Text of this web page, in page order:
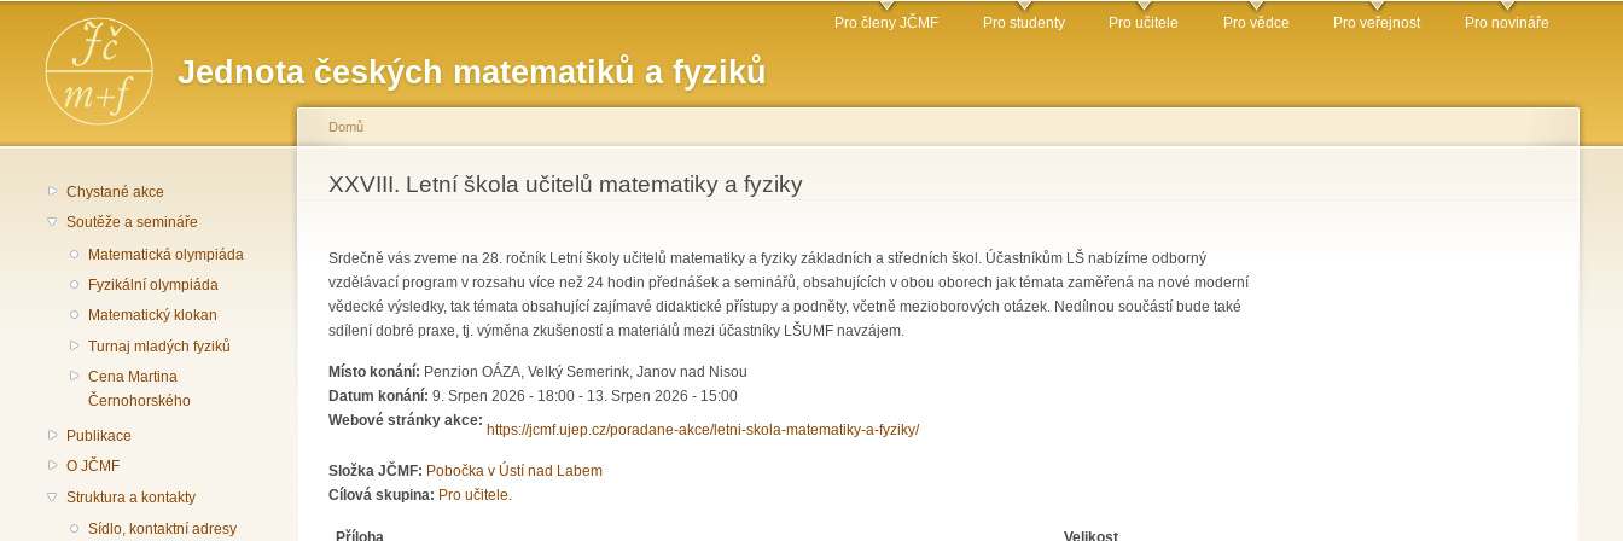
obsahu
Jednota českých matematiků a fyziků
Hlavní menu Pro členy JČMF Pro studenty Pro učitele Pro vědce Pro veřejnost Pro novináře
Chystané akce
Soutěže a semináře
Matematická olympiáda
Fyzikální olympiáda
Matematický klokan
Turnaj mladých fyziků
Cena Martina
Černohorského
Publikace
O JČMF
Struktura a kontakty
Sídlo, kontaktní adresy
Jste zde
Domů
XXVIII. Letní škola učitelů matematiky a fyziky
Srdečně vás zveme na 28. ročník Letní školy učitelů matematiky a fyziky základních a středních škol. Účastníkům LŠ nabízíme odborný
vzdělávací program v rozsahu více než 24 hodin přednášek a seminářů, obsahujících v obou oborech jak témata zaměřená na nové moderní
vědecké výsledky, tak témata obsahující zajímavé didaktické přístupy a podněty, včetně mezioborových otázek. Nedílnou součástí bude také
sdílení dobré praxe, tj. výměna zkušeností a materiálů mezi účastníky LŠUMF navzájem.
Místo konání: Penzion OÁZA, Velký Semerink, Janov nad Nisou
Datum konání: 9. Srpen 2026 - 18:00 - 13. Srpen 2026 - 15:00
Webové stránky akce:
https://jcmf.ujep.cz/poradane-akce/letni-skola-matematiky-a-fyziky/
Složka JČMF: Pobočka v Ústí nad Labem
Cílová skupina: Pro učitele.